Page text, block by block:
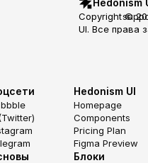
Hedonism
Copyright ©
UI. Все права
Hedonism UI
Homepage
Components
Pricing Plan
Figma Preview
Блоки